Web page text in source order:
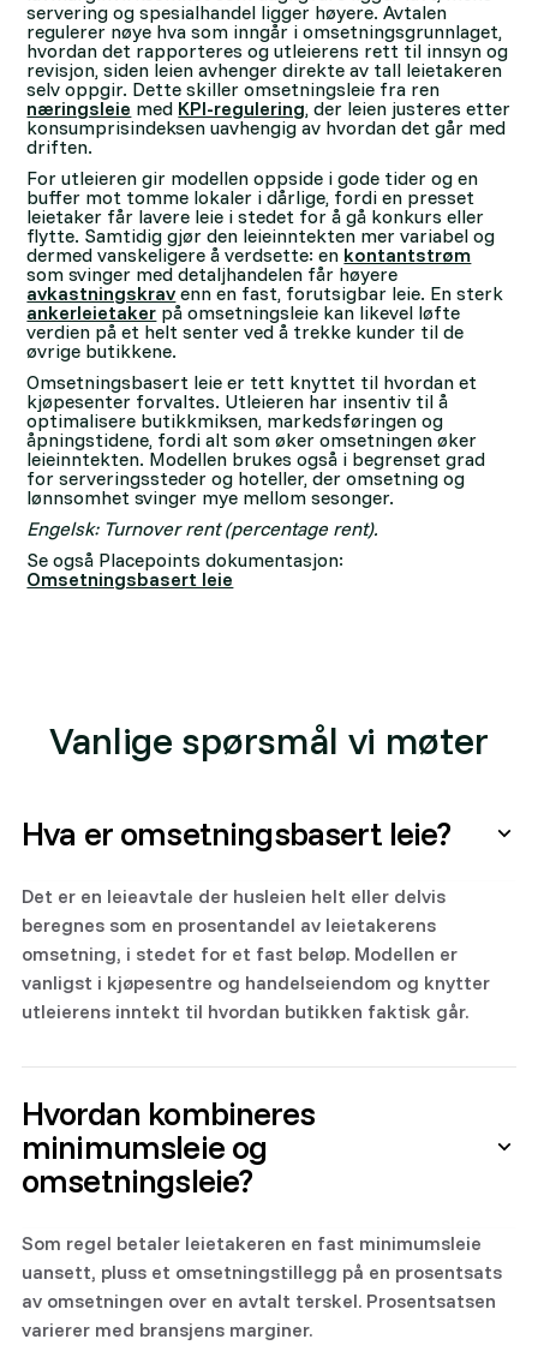
servering og spesialhandel ligger høyere. Avtalen
regulerer nøye hva som inngår i omsetningsgrunnlaget,
hvordan det rapporteres og utleierens rett til innsyn og
revisjon, siden leien avhenger direkte av tall leietakeren
selv oppgir. Dette skiller omsetningsleie fra ren
næringsleie med KPI-regulering, der leien justeres etter
konsumprisindeksen uavhengig av hvordan det går med
driften.
For utleieren gir modellen oppside i gode tider og en
buffer mot tomme lokaler i dårlige, fordi en presset
leietaker får lavere leie i stedet for å gå konkurs eller
flytte. Samtidig gjør den leieinntekten mer variabel og
dermed vanskeligere å verdsette: en kontantstrøm
som svinger med detaljhandelen får høyere
avkastningskrav enn en fast, forutsigbar leie. En sterk
ankerleietaker på omsetningsleie kan likevel løfte
verdien på et helt senter ved å trekke kunder til de
øvrige butikkene.
Omsetningsbasert leie er tett knyttet til hvordan et
kjøpesenter forvaltes. Utleieren har insentiv til å
optimalisere butikkmiksen, markedsføringen og
åpningstidene, fordi alt som øker omsetningen øker
leieinntekten. Modellen brukes også i begrenset grad
for serveringssteder og hoteller, der omsetning og
lønnsomhet svinger mye mellom sesonger.
Engelsk: Turnover rent (percentage rent).
Se også Placepoints dokumentasjon:
Omsetningsbasert leie
Vanlige spørsmål vi møter
Hva er omsetningsbasert leie?
Det er en leieavtale der husleien helt eller delvis
beregnes som en prosentandel av leietakerens
omsetning, i stedet for et fast beløp. Modellen er
vanligst i kjøpesentre og handelseiendom og knytter
utleierens inntekt til hvordan butikken faktisk går.
Hvordan kombineres
minimumsleie og
omsetningsleie?
Som regel betaler leietakeren en fast minimumsleie
uansett, pluss et omsetningstillegg på en prosentsats
av omsetningen over en avtalt terskel. Prosentsatsen
varierer med bransjens marginer.